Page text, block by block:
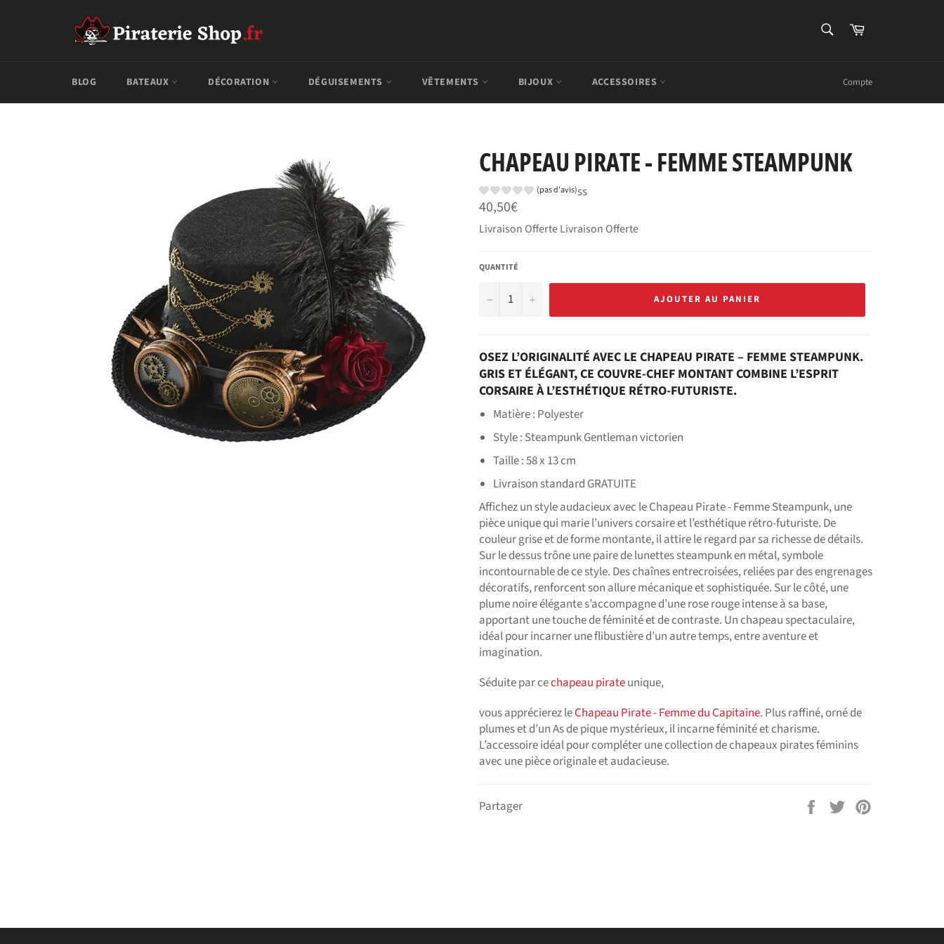
Panier
BLOG BATEAUX DÉCORATION DÉGUISEMENTS VÊTEMENTS BIJOUX ACCESSOIRES Compte
CHAPEAU PIRATE - FEMME STEAMPUNK
(pas d'avis)ss
Prix
régulier
40,50€
Livraison Offerte Livraison Offerte
QUANTITÉ
− + AJOUTER AU PANIER
OSEZ L’ORIGINALITÉ AVEC LE CHAPEAU PIRATE – FEMME STEAMPUNK.
GRIS ET ÉLÉGANT, CE COUVRE-CHEF MONTANT COMBINE L’ESPRIT
CORSAIRE À L’ESTHÉTIQUE RÉTRO-FUTURISTE.
Matière : Polyester
Style : Steampunk Gentleman victorien
Taille : 58 x 13 cm
Livraison standard GRATUITE
Affichez un style audacieux avec le Chapeau Pirate - Femme Steampunk, une
pièce unique qui marie l’univers corsaire et l’esthétique rétro-futuriste. De
couleur grise et de forme montante, il attire le regard par sa richesse de détails.
Sur le dessus trône une paire de lunettes steampunk en métal, symbole
incontournable de ce style. Des chaînes entrecroisées, reliées par des engrenages
décoratifs, renforcent son allure mécanique et sophistiquée. Sur le côté, une
plume noire élégante s’accompagne d’une rose rouge intense à sa base,
apportant une touche de féminité et de contraste. Un chapeau spectaculaire,
idéal pour incarner une flibustière d’un autre temps, entre aventure et
imagination.
Séduite par cechapeau pirateunique,
vous apprécierez leChapeau Pirate - Femme du Capitaine. Plus raffiné, orné de
plumes et d’un As de pique mystérieux, il incarne féminité et charisme.
L’accessoire idéal pour compléter une collection de chapeaux pirates féminins
avec une pièce originale et audacieuse.
Partager
PartagerTweeter